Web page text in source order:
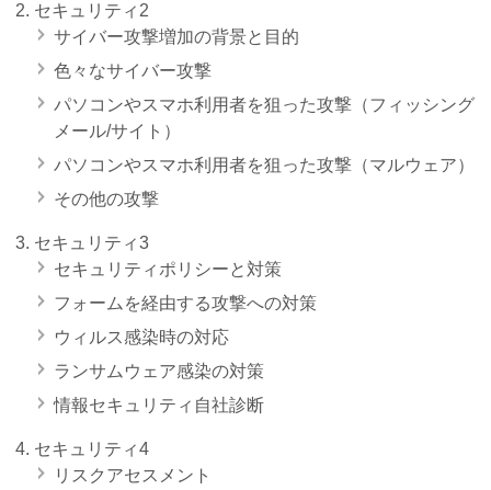
セキュリティ2
サイバー攻撃増加の背景と目的
色々なサイバー攻撃
パソコンやスマホ利用者を狙った攻撃（フィッシング
メール/サイト）
パソコンやスマホ利用者を狙った攻撃（マルウェア）
その他の攻撃
セキュリティ3
セキュリティポリシーと対策
フォームを経由する攻撃への対策
ウィルス感染時の対応
ランサムウェア感染の対策
情報セキュリティ自社診断
セキュリティ4
リスクアセスメント